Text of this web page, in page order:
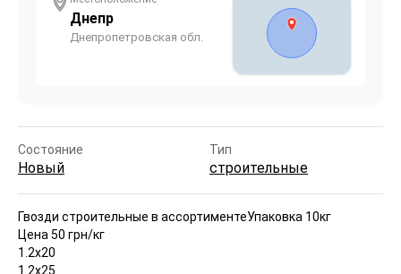
Днепр
Днепропетровская обл.
Состояние
Новый
Тип
строительные
Гвозди строительные в ассортиментеУпаковка 10кг
Цена 50 грн/кг
1.2х20
1.2х25